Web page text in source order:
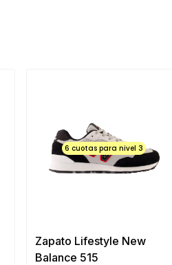
6 cuotas para nivel 3
Zapato Lifestyle New
Balance 515